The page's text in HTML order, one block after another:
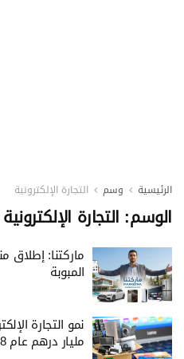
الرئيسية وسم التجارة الإلكترونية
الوسم: التجارة الإلكترونية
ماركتنا: إطلاق
المبوبة
مليار درهم عام 2028